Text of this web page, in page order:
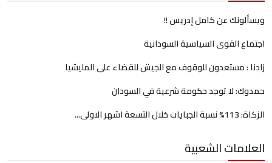
ويسألونك عن كامل إدريس !!
اجتماع القوى السياسية السودانية
زادنا : مستعدون للوقوف مع الجيش للقضاء على المليشيا
حمدوك: لا توجد حكومة شرعية في السودان
الزكاة: 113% نسبة الجبايات خلال التسعة اشهر الاولى...
العلامات الشعبية